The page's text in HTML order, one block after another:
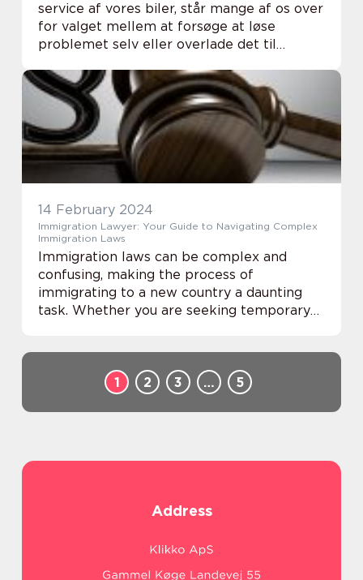
service af vores biler, står mange af os over
for valget mellem at forsøge at løse
problemet selv eller overlade det til
bilindustriens konstante teknologiske
udvikling har værkste...
14 February 2024
Immigration Lawyer: Your Guide to Navigating Complex
Immigration Laws
Immigration laws can be complex and
confusing, making the process of
immigrating to a new country a daunting
task. Whether you are seeking temporary
1
2 3 … 5
Address